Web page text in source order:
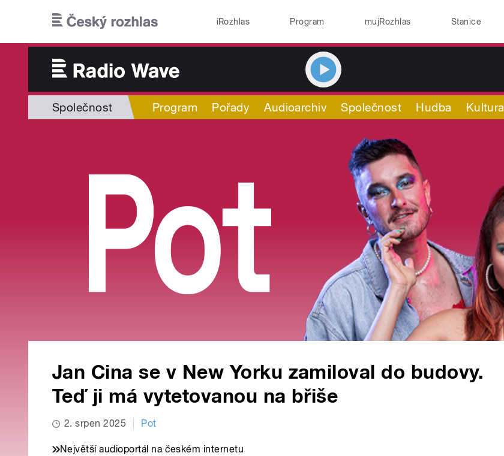
iRozhlas Program mujRozhlas Stanice
Společnost Program Pořady Audioarchiv Společnost Hudba Kultura
Jan Cina se v New Yorku zamiloval do budovy.
Teď ji má vytetovanou na břiše
2. srpen 2025 Pot
Největší audioportál na českém internetu